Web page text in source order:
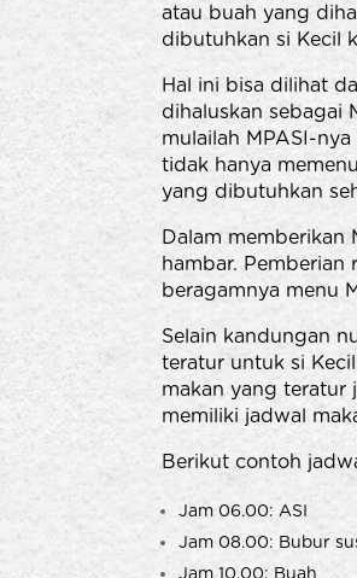
atau buah yang
dibutuhkan si Kecil
Hal ini bisa dilihat
dihaluskan sebagai
mulailah MPASI-
tidak hanya
yang dibutuhkan
Dalam memberikan
hambar. Pemberian
beragamnya menu
Selain kandungan
teratur untuk si
makan yang teratur
memiliki jadwal
Berikut contoh
Jam 06.00: ASI
Jam 08.00: Bubur
Jam 10.00: Buah